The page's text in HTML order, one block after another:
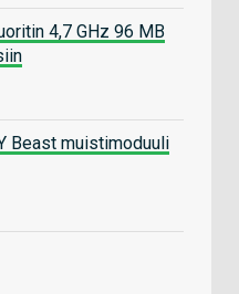
4,7 GHz 96 MB
Beast muistimoduuli